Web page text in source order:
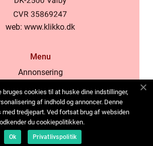
web: www.klikko.dk
Menu
Annonsering
Cookies
Kontakta oss
Sitemap
bruges cookies til at huske dine indstillinger,
af indhold og annoncer. Denne
med tredjepart. Ved fortsat brug af websiden
du cookiepolitikken.
Ok Privatlivspolitik